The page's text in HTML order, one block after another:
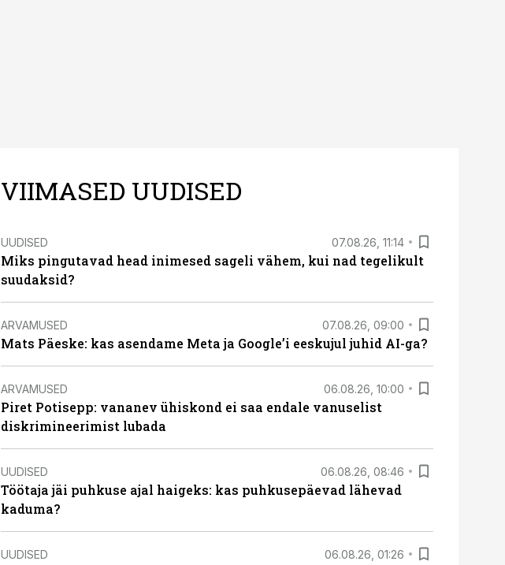
VIIMASED UUDISED
UUDISED 07.08.26, 11:14
Miks pingutavad head inimesed sageli vähem, kui nad tegelikult
suudaksid?
ARVAMUSED 07.08.26, 09:00
Mats Päeske: kas asendame Meta ja Google’i eeskujul juhid AI-ga?
ARVAMUSED 06.08.26, 10:00
Piret Potisepp: vananev ühiskond ei saa endale vanuselist
diskrimineerimist lubada
UUDISED 06.08.26, 08:46
Töötaja jäi puhkuse ajal haigeks: kas puhkusepäevad lähevad
kaduma?
UUDISED 06.08.26, 01:26